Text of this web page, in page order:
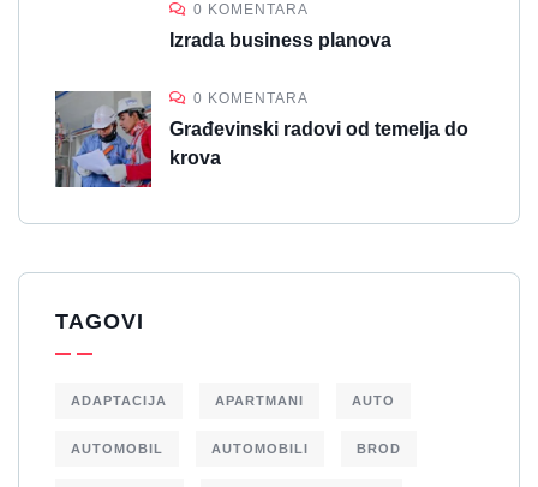
0 KOMENTARA
Izrada business planova
0 KOMENTARA
Građevinski radovi od temelja do
krova
TAGOVI
ADAPTACIJA APARTMANI AUTO
AUTOMOBIL AUTOMOBILI BROD